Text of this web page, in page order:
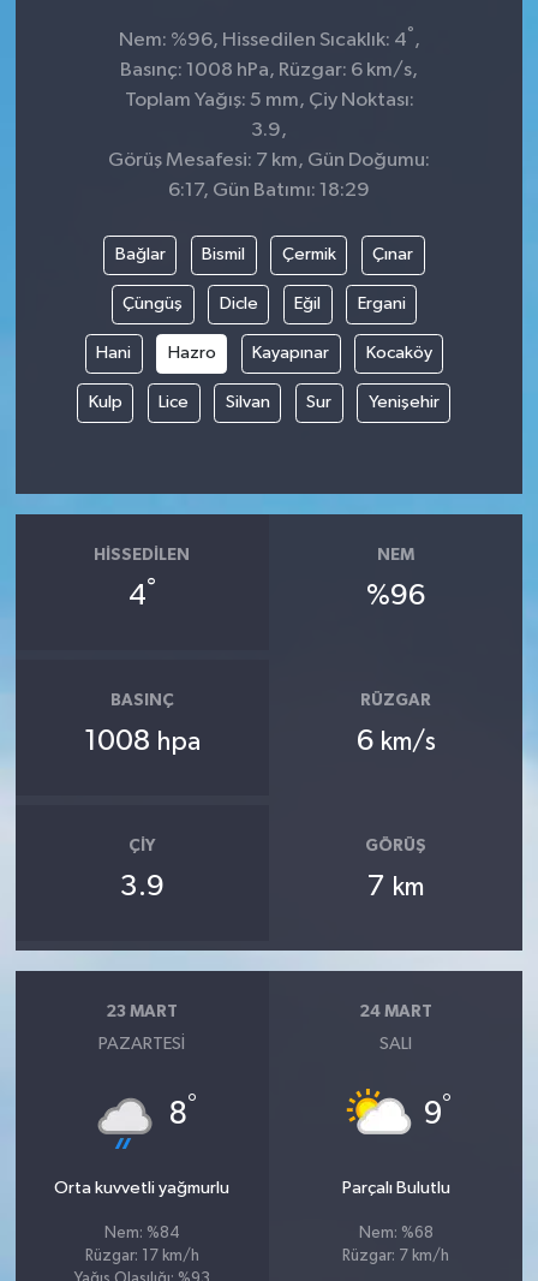
Nem: %96, Hissedilen Sıcaklık: 4° ,
Basınç: 1008 hPa, Rüzgar: 6 km/s,
Toplam Yağış: 5 mm, Çiy Noktası:
3.9,
Görüş Mesafesi: 7 km, Gün Doğumu:
6:17, Gün Batımı: 18:29
Bağlar Bismil Çermik Çınar
Çüngüş Dicle Eğil Ergani
Hani Hazro Kayapınar Kocaköy
Kulp Lice Silvan Sur Yenişehir
HISSEDILEN
4°
NEM
%96
BASINÇ
1008 hpa
RÜZGAR
6 km/s
ÇIY
3.9
GÖRÜŞ
7 km
23 MART
PAZARTESI
8°
Orta kuvvetli yağmurlu
Nem: %84
Rüzgar: 17 km/h
24 MART
SALI
9°
Parçalı Bulutlu
Nem: %68
Rüzgar: 7 km/h